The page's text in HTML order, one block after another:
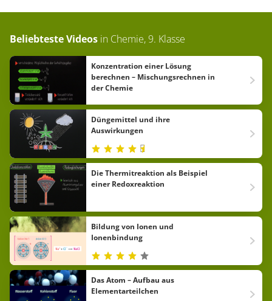
Beliebteste Videos in Chemie, 9. Klasse
Konzentration einer Lösung
berechnen – Mischungsrechnen in
der Chemie
Düngemittel und ihre
Auswirkungen
Die Thermitreaktion als Beispiel
einer Redoxreaktion
Bildung von Ionen und
Ionenbindung
Das Atom – Aufbau aus
Elementarteilchen